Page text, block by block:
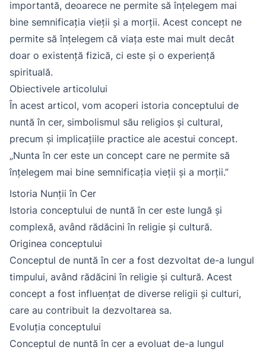
importantă, deoarece ne permite să înțelegem mai
bine semnificația vieții și a morții. Acest concept ne
permite să înțelegem că viața este mai mult decât
doar o existență fizică, ci este și o experiență
spirituală.
Obiectivele articolului
În acest articol, vom acoperi istoria conceptului de
nuntă în cer, simbolismul său religios și cultural,
precum și implicațiile practice ale acestui concept.
„Nunta în cer este un concept care ne permite să
înțelegem mai bine semnificația vieții și a morții.”
Istoria Nunții în Cer
Istoria conceptului de nuntă în cer este lungă și
complexă, având rădăcini în religie și cultură.
Originea conceptului
Conceptul de nuntă în cer a fost dezvoltat de-a lungul
timpului, având rădăcini în religie și cultură. Acest
concept a fost influențat de diverse religii și culturi,
care au contribuit la dezvoltarea sa.
Evoluția conceptului
Conceptul de nuntă în cer a evoluat de-a lungul